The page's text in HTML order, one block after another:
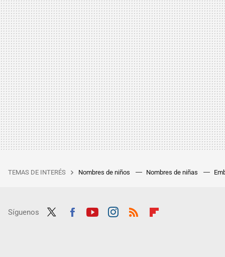
TEMAS DE INTERÉS Nombres de niños Nombres de niñas
Síguenos